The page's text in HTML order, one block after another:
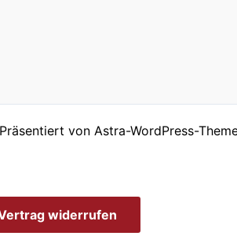
von Astra-WordPress-
widerrufen